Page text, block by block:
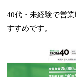
40代・未経験で営
すすめです。